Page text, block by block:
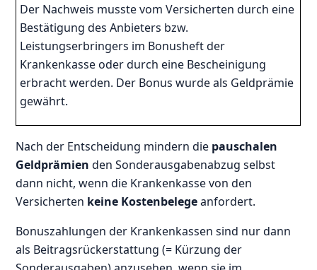
Der Nachweis musste vom Versicherten durch eine
Bestätigung des Anbieters bzw.
Leistungserbringers im Bonusheft der
Krankenkasse oder durch eine Bescheinigung
erbracht werden. Der Bonus wurde als Geldprämie
gewährt.
Nach der Entscheidung mindern die pauschalen
Geldprämien den Sonderausgabenabzug selbst
dann nicht, wenn die Krankenkasse von den
Versicherten keine Kostenbelegeanfordert.
Bonuszahlungen der Krankenkassen sind nur dann
als Beitragsrückerstattung (= Kürzung der